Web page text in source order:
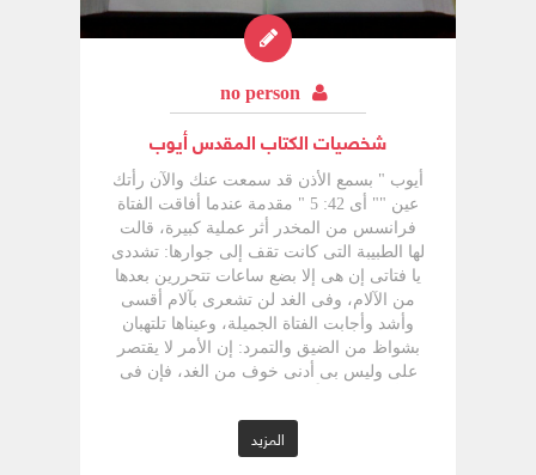
no person
شخصيات الكتاب المقدس أيوب
أيوب " بسمع الأذن قد سمعت عنك والآن رأتك عين "" أى 42: 5 " مقدمة عندما أفاقت الفتاة فرانسس من المخدر أثر عملية كبيرة، قالت لها الطبيبة التى كانت تقف إلى جوارها: تشددى يا فتاتى إن هى إلا بضع ساعات تتحررين بعدها من الآلام، وفى الغد لن تشعرى بآلام أقسى وأشد وأجابت الفتاة الجميلة، وعيناها تلتهبان بشواظ من الضيق والتمرد: إن الأمر لا يقتصر على وليس بى أدنى خوف من الغد، فإن فى أعماقى شيئاً يقهر الألم القاسى،... لكن المشكلة التى تفزعنى هى فى آلاف الناس فى العالم الذين يطحنهم الألم،.. والكثيرون منهم ليس لهم قدرة على النضال، والسؤال الذى ربما تضيقين به، ولكنه يراودنى: كيف أحب إلهاً يسمح بهذه الآلام؟ ولعلك تقولين، إنه ليس مسئولا عن الآلام، إذ هى خطية الناس التى تجلب عليهم آلامهم، ومع ذلك فأنا أعلم أنه قادر على كل شئ فلم يسمح لهم بالآلام؟!!... وقالت الطبيبة: أجل، أنا أعلم أن بعض الآلام تأتى من خطايا الناس،.. ولا أعلم لماذا يسمح اللّه بالكثير من الآلام التى قد لا تكون نتيجة مباشرة للخطية!!.. ومع ذلك أود أن أقول لك: إن هناك فتاة شابة فقيرة على مقربة منك، وقد تعرضت هذه الفتاة لمرض خطير، وكان من المستحيل أن تقاوم المرض، ما لم يكن لها الروح المعنوية العالية التى تتغلب بها عليه،.. وقد قصصت عليها شجاعتك فى تحمل الآلام، إلى درجة أنها تود رؤياك وتشتاق أن تسمع كل شئ عنك!!... وربما لا تعلمين أنه لولا قصتك لما اجتازت الفتاة محنة مرضها!!.. وإذ سمعت فرانسيس هذا امتلأت تأثراً وقالت للطبيبة: أنا لا أستحق أن أوصف بهذه الصورة التى رسمتيها لى، وأود أن أرسل إليها باقة من الزهور!!.. وإذا بنوبة من الألم تسكتها.. وأكملت الطبيبة الكلام قائلة: وسأقول لها: إنكما تقفان معاً على خط النار!!... وقصة أيوب فى كل التاريخ هى قصة الواقفين على خط النار فى أتون الآلام، إذ هو الرجل الذى تتطلع إليه الأجيال كنموذج عظيم للانتصار على التجارب والمآسى: أو كما يذكر الرسول يعقوب: " ها نحن نطوب الصابرين، قد سمعتم بصبر أيوب ورأيتم عاقبة الرب لأن الرب كثير الرحمة ورؤوف " يع 5: 11 ". ولعلنا بعد هذا كله يمكن أن نرى القصة فيما يلى:- أيوب من هو:- يعتقد بعض المفسرين أن الاسم " أيوب " من الكلمة العبرية التى تناظر فى العربية " آب " أى رجع.. فهو " التائب " أو " الراجع ". ولعلهم قصدوا أن يصوروه فى قوله أمام اللّه: " لذلك أرفض وأندم فى التراب والرماد " " أيو 42: 6 ".. وهناك من يعتقد أن الاسم يعنى " المضطهد " أو " المتألم "... وأياً كان الاسم، فما من شك أن الرجل كان شخصية تاريخية، وليس مجرد شخصية خيالية أو رمزية،... وحجة المنادين بأنه شخصية رمزية، أن مقدمة السفر وخاتمته جاءت نثراً، وأما البقية فقد كانت شعراً رائعاً وعظيماً،.. ومثل هذا لا ينهض حجة ضد تاريخية الرجل، فإن الشعر فى كل أقطار الأرض تناول أناساً تاريخيين دون أن يقدح هذا فى شخصياتهم التاريخية،... فإذا قيل إن الأرقام الواردة به وردت ابتداء وتضاعفت انتهاء فى البهائم والسائمة والماشية وأن أرقامها الدائرية، لا تعطى حقيقة تاريخية، كان الرد أن هذه أيضاً حجة واهية، لأن كاتب السفر لم يقصد أن يسجل عددها، بقدر ما أراد أن يسجل مضاعفة بركة اللّه للرجل الذي احتمل التجربة،... وأن الأولاد فقط هم الذين كان عددهم مماثلا فى النهاية للذين ذهبوا إلى اللّه فى الكارثة التى أحدثها الشيطان، فهم لم يضيعوا، بل حفظوا فى المجد إلى أن لحق بهم أبوهم وأخوتهم!! وهناك حجة ثالثة تقول إن السفر قد ضم إلى الكتب التعليمية، كسفر المزامير والأمثال والجامعة والمراثى، ولم يضم إلى الكتب التاريخية،... غير أن هذه الكتب نفسها تعد حجة مع أيوب كشخصية تاريخية، وليست ضده، لأن الكتب التعليمية كانت هى ذاتها، والكثير مما تضمنته وقائع تاريخية، لأشخاص تاريخيين!!.. وفى الواقع أن كتاب سفر أيوب، هو كما وصفه فيكتور هوجو قائلا: ربما هو أعظم كتاب على الأرض واجه الذهن البشرى وكان أيوب شخصية تاريخية، ذكره حزقيال النبى كشخصية تاريخية يقول عنها اللّه له: " ياابن آدم إن أخطأت إلى الأرض وكان فيها هؤلاء الرجال الثلاثة: نوح، ودانيال وأيوب... إن عبرت فى الأرض وحوشاً وفى وسطها هؤلاء الرجال الثلاثة، فحى أنا يقول السيد الرب إنهم لا يخلصون بنين ولا بنات هم وحدهم يخلصون " " حز 14: 13 - 20 " ويقول أيضاً يعقوب الرسول: وقد سمعتم بصبر أيوب ورأيتم عاقبة الرب لأن الرب كثير الرحمة ورؤوف " " يع 5: 11" ويعتقد مارتن لوثر أن أيوب شخصية تاريخية، وأن كاتب السفر رجل تقى عميق الفهم والدراية الكتابية!!ومن الواضح أن أيوب كان أعظم رجل شرقى فى عصره، وأنه من " عوص " التى يعتقد أنها كانت فى الطرف الشمالى للجزيرة العربية، وتقع بين فلسطين ونهر الفرات، وربما كانت المدينة على اسم " عوص " من سلالة سام!! فإذا تحولنا إلى أخلاق الرجل وصفاته، نجد أنه وصف بأربعة أوصاف أساسية: " وكان هذا الرجل كاملا، ومستقيما، يتقى اللّه، ويحيد عن الشر " " أيو 1: 1 و8، 2: 3 " ولا يعنى الكمال أنه كان بلا خطية، فهو قد تحدث عن خطاياه، وأنه لا يمكن أن يظهر الإنسان كاملا أمام اللّه، ولكن الكمال بالمعنى النسبى، وهو التوازن الخلقى الذى يظهر فيه الإنسان " موزوناً " على حد التعبير الشائع، بدون ازدواج أو انفصام فى الشخصية، أو يعتبر ملوماً فى هذا أو ذاك من أوضاع الحياة، وقد أوضح الرسول بولس هذا الكمال النسبى فى رسالة فيلبى عندما قال: " ليس أنى نلت أو صرت كاملا ولكنى أسعى فليفتكر هذا جميع الكاملين منا " " فى 3: 12 - 15 " إن الولد الصغير الذى ينال الدرجة النهائية فى الحساب مثلا درجة الكمال، ليس معناه أنه أصبح عالماً فى الرياضيات لا يحتاج إلى نمو فى معرفته للحساب، لكنه الكمال الذى ينمو ويتحول كمالا آخر مع تزايد المعرفة والإدراك،ولعل هذا الكمال يتضح فى السلوك المستقيم الذى لا يعرف الالتواء، بل يتبع الخط المستقيم طوال الطريق كلها، والرجل لا يمكن أن يكون هذا إلا إذا توفر له أمران: أحدهما داخلى، والآخر خارجى، أحدهما مع اللّه والآخر مع الناس، أحدهما فى السريرة، والآخر فى السيرة،فهو فى السريرة الداخلية " يتقى اللّه " أى يخاف اللّه ويخشاه ويجله ويحترمه، وهو فى السيرة أمام الناس " يحيد عن الشر " أى يتباعد عنه، ولا يرتبط به بأية صورة من الصور!!.. أيوب والحوار غير المنظور:- إن النقطة التى يبدأ بها سفر أيوب، وينتهى، هى الحوار غير المنظور، بين اللّه والشيطان ابتداء، وبين اللّه وأيوب انتهاء، ومن اللازم أن نشير إلى أن أهم ما فى الوجود، ومن فى الوجود، هو غير المنظور، وأن مصائر الحياة، تتعلق بغير المنظور دون أدنى شبهة أو شك،وإن أقل ما فى الوجود هو المنظور،وإن أقل ما يجرى بين الناس هو المنظور، وأنه كان من الطبيعى إذا أردنا لقصة أيوب أن تتصور على حقيقتها، أن نبدأ بغير المنظور، أو أن نبدأ بالمنظر العلوى غير المكشوف للعين البشرية، الذى يمثل فيه الشيطان فى حضرة اللّه،والسؤال: كيف يمثل، وهل يمثل برغبته، أم يمثل بأمر أو سماح من اللّه؟؟ إنها أسئلة عويصة، ليس من السهل الإجابة عليها، وإن كنا نعلم أنها حقيقة واقعة، وأن ما يحدث على الأرض فى حياة الناس أو البيوت أو المجتمعات أو الممالك، يحدث فى العادة لأن غير المنظور تحكم فى المنظور،وأن الناس لا تعرف فى العادة من الحقيقة: إلا أقلها وأبسطها،فهذا الشيطان الذى مثل أمام اللّه يطلب أيوب، هو نفسه الذى مثل أمام السيد لنفس الشئ تلاميذ المسيح. وكما ادعى الشيطان أن أيوب لا يعبد اللّه مجاناً، وأنه لو سلم فى يده لأثبت هذا، هو نفسه الذى أراد أن يفتك بتلاميذ المسيح، وهو يصورهم على استعداد أن يتركوا المسيح عند أقل بادرة: " هوذا الشيطان طلبكم لكى يغربلكم كالحنطة ".. (لو 22: 31).. وهو الذى يشتكى على المؤمنين ليلا ونهاراً أمام اللّه، " رؤ 12: 10 "ولو أننا تأملنا هذا الحوار المثير لأدركنا أنه تحد للّه، أكثر من تحد لأيوب، وكأنما الشيطان يريد أن يقول للّه إن نعمته ليست كافية قط لأن تحفظ الإنسان، فى شتى التجارب والآلام، وأن العلاقة بين الإنسان واللّه، ليست هى نوعاً من الحب بين الإنسان واللّه، الحب العميق المجرد الخالص، بل هى نوع من المتاجرة، يجزل اللّه العطاء ليكسب ولاء الإنسان وتعبده وصلاته،وهذا الاتهام التعس الرخيص، إذا كان يصيب الإنسان فى الصميم، فإنه يجرح مشاعر اللّه ولا شك، واللّه الآب السماوى لا يقبل أن تكون علاقته بابنه المؤمن، مجرد علاقة وصولية نفعية، يعطى فيه الابن مقابل ما يأخذ، أو يقدم على أساس الانتفاع والمصلحة،... وقد أخذت قصة أيوب قوتها أمام الأجيال والتاريخ، فى أن اللّه يريد أن يكشف الحقيقة الثابتة لديه، والغائبة عن العالم والشيطان والتاريخ: إن نعمة اللّه الحافظة قوية منتصرة على طول الخط، وأن علاقة المؤمن باللّه تضرب جذورها العميقة فى المحبة الإلهية - محبة المسيح لنا وليست محبتنا للمسيح - والتى جعلت بولس يتحدى الشيطان فى قوله العظيم: " من سيشتكى على مختارى اللّه؟ اللّه هو الذى يبرر. من هو الذى يدين. المسيح هو الذى مات بل بالحرى قام أيضاً الذى هو أيضاً عن يمين اللّه الذى أيضاً يشفع فينا. من سيفصلنا عن محبة المسيح؟ أشده أم ضيق أم اضطهاد أم جوع أم عرى أم خطر أم سيف؟ كما هو مكتوب اننا من أجلك نمات كل النهار قد حسبنا مثل غنم للذبح. ولكننا فى هذه جميعها يعظم انتصارنا بالذى أحبنا. فإنى متيقن أنه لا موت ولا حياة ولا ملائكة ولا رؤساء ولا قوات ولا أمور حاضرة ولا مستقبلة ولا علو عمق ولا خليقة أخرى تقدر أن تفصلنا عن محبة اللّه التى فى المسيح يسوع ربنا " " رو: 33 - 39"إن الحقيقة المثيرة التى ينبغى أن ننبه الناس إليها، فى قصة أيوب، والتى تقلبها رأساً على عقب، هى أن أيوب صمد فى المعركة لسبب واحد لا أكثر ولا أقل، وقد ذكره السيد المسيح فى قوله: " وأنا أعطيها حياة أبدية ولن تهلك إلى الأبد ولا يخطفها أحد من يدى، أبى الذى أعطانى إياها هو أعظم من الكل ولا يقدر أحد أن يخطف من يد أبى ".. " يو 10: 28 و29 " عندما هدد الكاردينال " كاجيتان " لوثر وهو يقول له: " إن خنصر البابا أغلظ من ألمانيا التى أنت متكل عليها، وأين تكون أنت عند ئذاك؟!!... وأجاب لوثر: أكون حيث أنا الآن فى قبضة يمين القادر على كل شئ!!.. قال أحدهم: إن الشيطان رغم معرفته بحقائق كثيرة، لكن هناك حقيقة يجهلها أو لا يستطيع أن يصل إلى عمقها، وهى قدرة نعمة اللّه الفعالة فى حفظ الناس!!.. وهذه الحقيقة ليست مجرد خيال أو تصور، أو من باب التخمين أو الاستنتاج، بل إنها واضحة من القصة نفسها، لقد استنفد شيطان تجاربه بالقضاء على ثروة أيوب وأولاده، بسماح من اللّه، ثم عاد مرة أخرى يطلب مواصلة الامتحان فى جسده، وأعطى له كل شئ بحدود، فهو ليس مطلق التصرف، وعندما طلب التلاميذ ليغربلهم كالحنطة... كان هناك طلب آخر، مضاد ومعاكس لطلب الشيطان، وهو طلب المسيح " طلبت من أجلك لكى لا يفنى إيمانك. وأنت متى رجعت فثبت إخوتك ". " لو 22: 32 ".. لقد ذهب يهوذا لأنه كان ابن الهلاك، وبقى بطرس لا لقوة فيه، بل للحارس الضامن بأعجوبة النعمة الإلهية الفعالة فى حياة المؤمنين!!... أما ما هى البواعث العميقة فى قلب اللّه للمنح أو للترك؟؟؟... فهذا سؤال أعمق من أن يصل إليه الإنسان فى العالم الحاضر، وربما يشاء اللّه فى جلاله الأبدى أن يبقيه، إلى أن يكشف حكمته العظيمة الكلية، فيما وراء عالمنا المنظور وفى مجده الفائق فى السماء،... ومن الثابت على أية حال أن صراعنا الأكبر فى الأرض، ليس الصراع مع المنظور، بل مع غير المنظور، أو كما يقول الرسول بولس: " البسوا سلاح اللّه الكامل لكى تقدروا أن تثبتوا ضد مكايد ابليس، فإن مصارعتنا ليست مع دم ولحم بل مع الرؤساء مع السلاطين، مع ولاة العالم على ظلمة هذا الدهر مع أجناد الشر الروحية فى السماويات " " أف 6: 11 و12 " إن الناس، كبروا أو صغروا، ما هم إلا دمى فى يد الشيطان يلعب بهم ويستخدمهم فى حربه مع المؤمنين!!.. ومن أول التاريخ البشرى حتى نهايته، من اللحظة التى اختبأ فيها الشيطان فى الحية، والتى ظهر فيها فى الصليب من وراء قيافا وبيلاطس واليهود والرومان،... والتى فيها ارتكب يهوذا جريمته الكبرى بعد أن دخله الشيطان،... وإل
المزيد